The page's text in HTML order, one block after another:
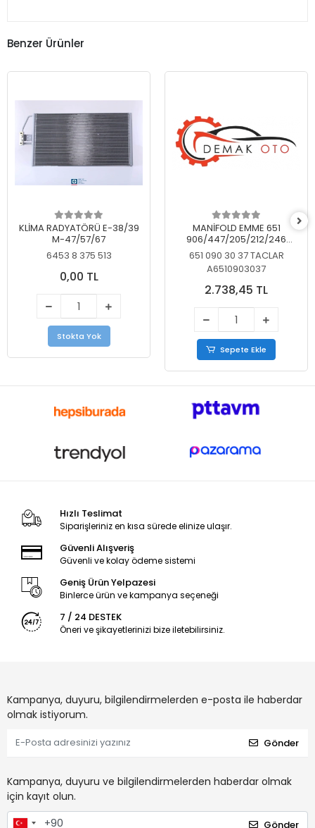
Benzer Ürünler
KLİMA RADYATÖRÜ E-38/39
M-47/57/67
6453 8 375 513
0,00 TL
Stokta Yok
MANİFOLD EMME 651
906/447/205/212/246
KELEBEKSİZ
651 090 30 37 TACLAR
A6510903037
2.738,45 TL
Sepete Ekle
Hızlı Teslimat
Siparişleriniz en kısa sürede elinize ulaşır.
Güvenli Alışveriş
Güvenli ve kolay ödeme sistemi
Geniş Ürün Yelpazesi
Binlerce ürün ve kampanya seçeneği
7 / 24 DESTEK
Öneri ve şikayetlerinizi bize iletebilirsiniz.
Kampanya, duyuru, bilgilendirmelerden e-posta ile haberdar
olmak istiyorum.
Gönder
Kampanya, duyuru ve bilgilendirmelerden haberdar olmak
için kayıt olun.
Gönder